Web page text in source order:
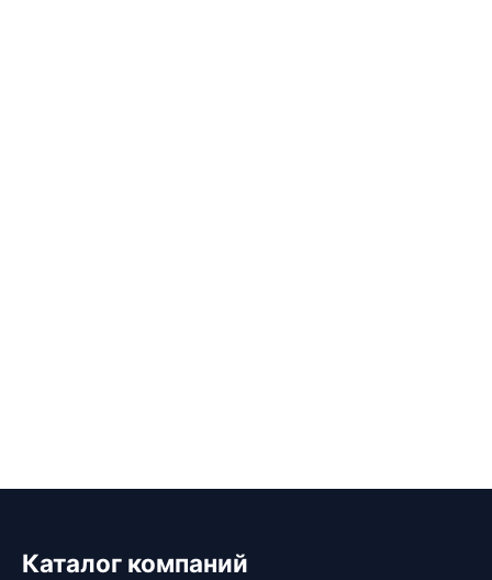
Каталог компаний